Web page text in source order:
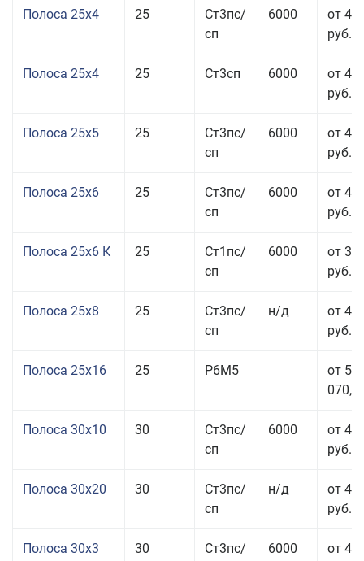
Полоса 25x4 25
Ст3пс/
сп
6000
от 43
руб.
Полоса 25x4 25 Ст3сп 6000
от 43
руб.
Полоса 25x5 25
Ст3пс/
сп
6000
от 42
руб.
Полоса 25x6 25
Ст3пс/
сп
6000
от 42
руб.
Полоса 25x6 К 25
Ст1пс/
сп
6000
от 35
руб.
Полоса 25x8 25
Ст3пс/
сп
н/д
от 43
руб.
Полоса 25x16 25 Р6М5
от
Полоса 30x10 30
Ст3пс/
сп
6000
от 45
руб.
Полоса 30x20 30
Ст3пс/
сп
н/д
от 46
руб.
Полоса 30x3 30
Ст3пс/
6000
от 46